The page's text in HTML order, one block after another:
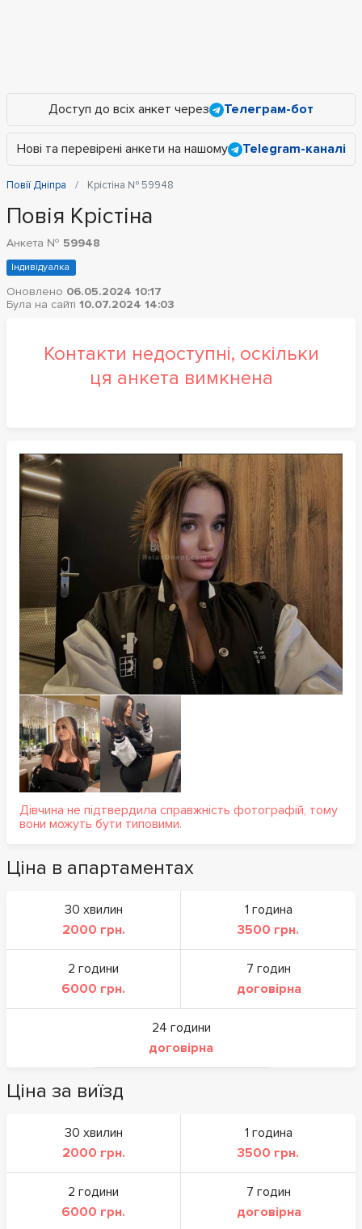
Доступ до всіх анкет через Телеграм-бот
Нові та перевірені анкети на нашому Telegram-каналі
Повії Дніпра Крістіна № 59948
Повія Крістіна
Анкета № 59948
Індивідуалка
Оновлено 06.05.2024 10:17
Була на сайті 10.07.2024 14:03
Контакти недоступні, оскільки
ця анкета вимкнена
Дівчина не підтвердила справжність фотографій, тому
вони можуть бути типовими.
Ціна в апартаментах
30 хвилин
2000 грн.
1 година
3500 грн.
2 години
6000 грн.
7 годин
договірна
24 години
договірна
Ціна за виїзд
30 хвилин
2000 грн.
1 година
3500 грн.
2 години
6000 грн.
7 годин
договірна